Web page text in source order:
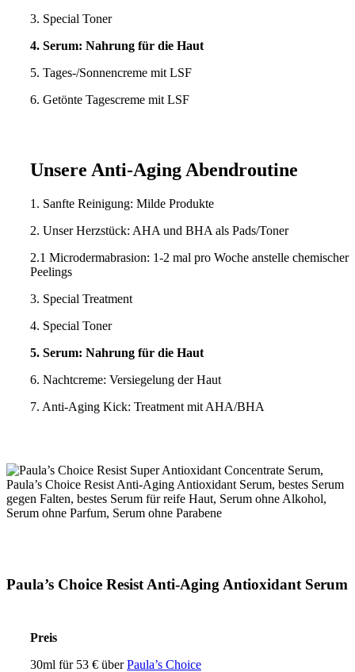
3. Special Toner
4. Serum: Nahrung für die Haut
5. Tages-/Sonnencreme mit LSF
6. Getönte Tagescreme mit LSF
Unsere Anti-Aging Abendroutine
1. Sanfte Reinigung: Milde Produkte
2. Unser Herzstück: AHA und BHA als Pads/Toner
2.1 Microdermabrasion: 1-2 mal pro Woche anstelle chemischer
Peelings
3. Special Treatment
4. Special Toner
5. Serum: Nahrung für die Haut
6. Nachtcreme: Versiegelung der Haut
7. Anti-Aging Kick: Treatment mit AHA/BHA
Paula’s Choice Resist Anti-Aging Antioxidant Serum
Preis
30ml für 53 € überPaula’s Choice